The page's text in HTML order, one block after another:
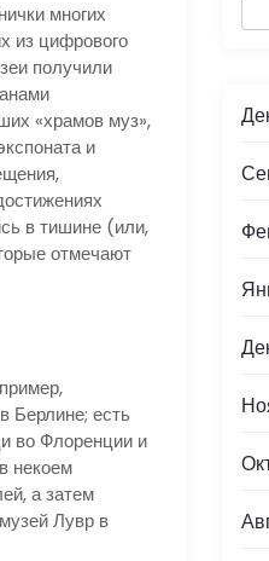
многих
из цифрового
получили
«храмов муз»,
и
в тишине (или,
отмечают
Берлине; есть
во Флоренции и
некоем
а затем
Лувр в